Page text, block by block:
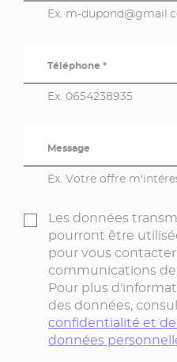
Ex. m-
Téléphone *
Ex. 0654238935
Message
Ex. Votre offre
Les données
pourront être
pour vous
communications
Pour plus
des données,
confidentialité et
données